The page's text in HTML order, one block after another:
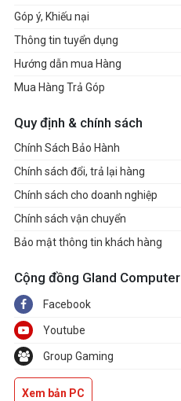
Góp ý, Khiếu nại
Thông tin tuyển dụng
Hướng dẫn mua Hàng
Mua Hàng Trả Góp
Quy định & chính sách
Chính Sách Bảo Hành
Chính sách đổi, trả lại hàng
Chính sách cho doanh nghiệp
Chính sách vận chuyển
Bảo mật thông tin khách hàng
Cộng đồng Gland Computer
Facebook
Youtube
Group Gaming
Xem bản PC